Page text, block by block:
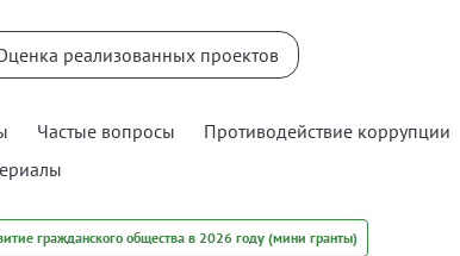
Частые вопросы Противодействие коррупции
гражданского общества в 2026 году (мини гранты)